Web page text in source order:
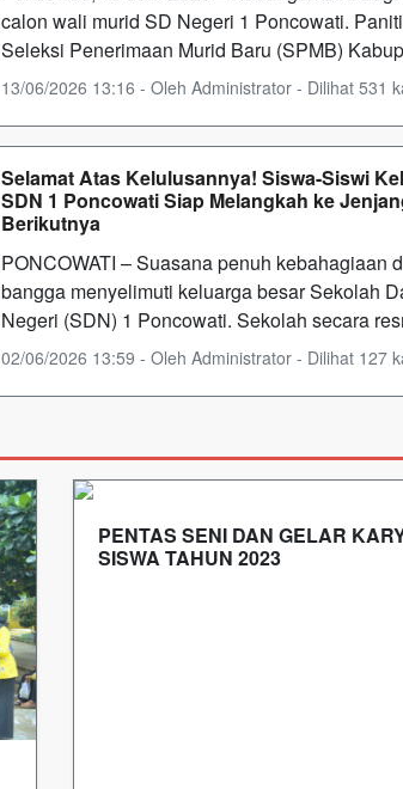
calon wali murid SD Negeri 1 Poncowati.
Seleksi Penerimaan Murid Baru (SPMB)
13/06/2026 13:16 - Oleh Administrator - Dilihat 531
Selamat Atas Kelulusannya! Siswa-Siswi
SDN 1 Poncowati Siap Melangkah ke
Berikutnya
PONCOWATI – Suasana penuh kebahagiaan
bangga menyelimuti keluarga besar Sekolah
Negeri (SDN) 1 Poncowati. Sekolah secara
02/06/2026 13:59 - Oleh Administrator - Dilihat 127
PENTAS SENI DAN GELAR
SISWA TAHUN 2023